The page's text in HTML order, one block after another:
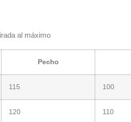
al máximo
Pecho
115 100
120 110